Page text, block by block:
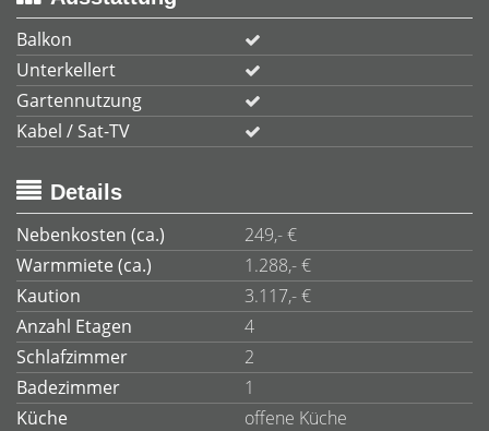
Balkon
Unterkellert
Gartennutzung
Kabel / Sat-TV
Details
Nebenkosten (ca.)
249,- €
Warmmiete (ca.)
1.288,- €
Kaution
3.117,- €
Anzahl Etagen
4
Schlafzimmer
2
Badezimmer
1
Küche
offene Küche